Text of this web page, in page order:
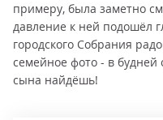
примеру, была заметно
давление к ней подошёл
городского Собрания
семейное фото - в будней
сына найдёшь!